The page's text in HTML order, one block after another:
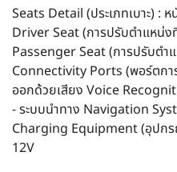
Seats Detail (ประเภทเบาะ) : ห
Driver Seat (การปรับตำแหน่
Passenger Seat (การปรับตำ
Connectivity Ports (พอร์ตกา
ออกด้วยเสียง Voice
- ระบบนำทาง Navigation
Charging Equipment (อุปกร
12V